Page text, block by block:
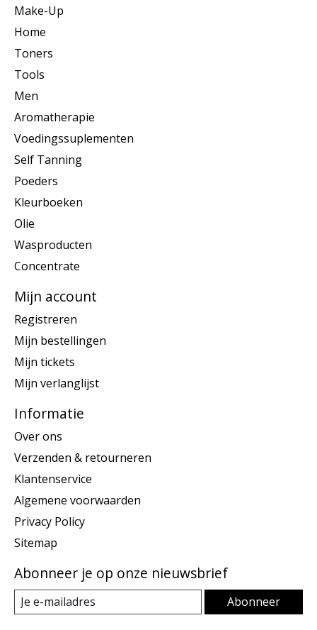
Make-Up
Home
Toners
Tools
Men
Aromatherapie
Voedingssuplementen
Self Tanning
Poeders
Kleurboeken
Olie
Wasproducten
Concentrate
Mijn account
Registreren
Mijn bestellingen
Mijn tickets
Mijn verlanglijst
Informatie
Over ons
Verzenden & retourneren
Klantenservice
Algemene voorwaarden
Privacy Policy
Sitemap
Abonneer je op onze nieuwsbrief
Abonneer